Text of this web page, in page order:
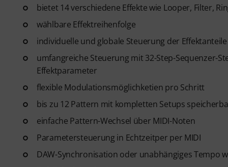
bietet 14 verschiedene Effekte wie Looper, Filter,
wählbare Effektreihenfolge
individuelle und globale Steuerung der Effektanteile
umfangreiche Steuerung mit 32-Step-Sequenzer-
Effektparameter
flexible Modulationsmöglichketien pro Schritt
bis zu 12 Pattern mit kompletten Setups
einfache Pattern-Wechsel über MIDI-Noten
Parametersteuerung in Echtzeitper per MIDI
DAW-Synchronisation oder unabhängiges Tempo